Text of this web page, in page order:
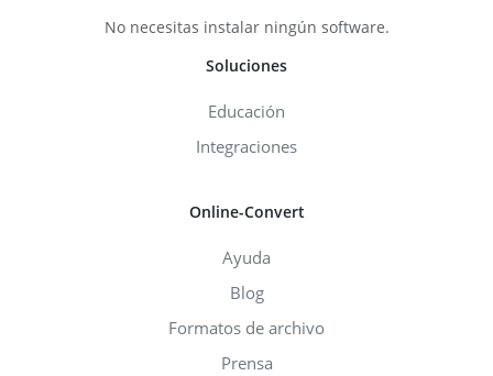
No necesitas instalar ningún software.
Soluciones
Educación
Integraciones
Online-Convert
Ayuda
Blog
Formatos de archivo
Prensa